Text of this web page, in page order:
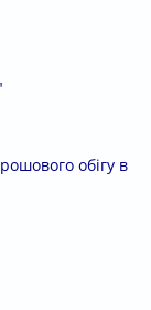
обігу в